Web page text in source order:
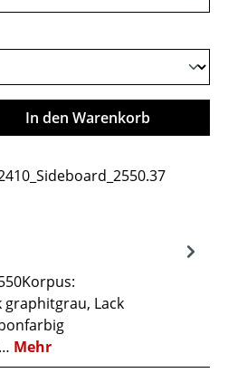
den gewünschten
In den Warenkorb
Lack
Mehr